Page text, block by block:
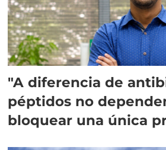
"A diferencia de
péptidos no
bloquear una única